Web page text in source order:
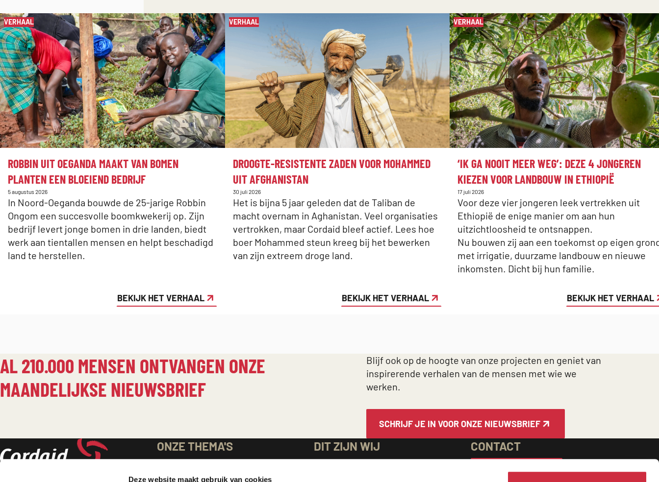
Deze website maakt gebruik van cookies
Spring
over
slider
met
3
berichten
VERHAAL
:
ROBBIN UIT OEGANDA MAAKT VAN BOMEN
PLANTEN EEN BLOEIEND BEDRIJF
Gepubliceerd
op:
5 augustus 2026
In Noord-Oeganda bouwde de 25-jarige Robbin
Ongom een succesvolle boomkwekerij op. Zijn
bedrijf levert jonge bomen in drie landen, biedt
werk aan tientallen mensen en helpt beschadigd
land te herstellen.
BEKIJK HET VERHAAL
VERHAAL
:
DROOGTE-RESISTENTE ZADEN VOOR MOHAMMED
UIT AFGHANISTAN
Gepubliceerd
op:
30 juli 2026
Het is bijna 5 jaar geleden dat de Taliban de
macht overnam in Aghanistan. Veel organisaties
vertrokken, maar Cordaid bleef actief. Lees hoe
boer Mohammed steun kreeg bij het bewerken
van zijn extreem droge land.
BEKIJK HET VERHAAL
VERHAAL
:
‘IK GA NOOIT MEER WEG’: DEZE 4 JONGEREN
KIEZEN VOOR LANDBOUW IN ETHIOPIË
Gepubliceerd
op:
17 juli 2026
Voor deze vier jongeren leek vertrekken uit
Ethiopië de enige manier om aan hun
uitzichtloosheid te ontsnappen.
Nu bouwen zij aan een toekomst op eigen
met irrigatie, duurzame landbouw en nieuwe
inkomsten. Dicht bij hun familie.
BEKIJK HET VERHAAL
AL 210.000 MENSEN ONTVANGEN ONZE
MAANDELIJKSE NIEUWSBRIEF
Blijf ook op de hoogte van onze projecten en geniet van
inspirerende verhalen van de mensen met wie we
werken.
SCHRIJF JE IN VOOR ONZE NIEUWSBRIEF
BELANGRIJKE
ONZE THEMA'S DIT ZIJN WIJ CONTACT